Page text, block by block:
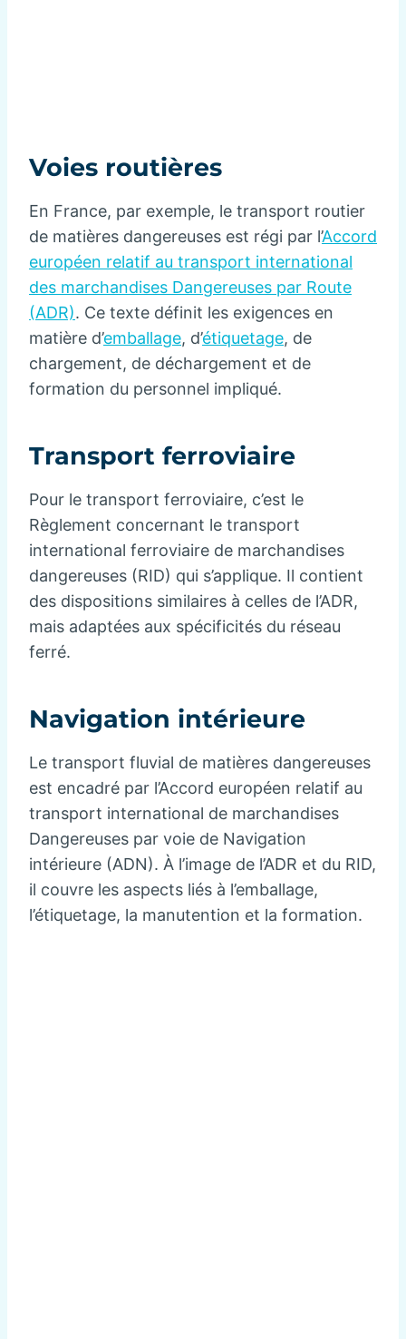
Voies routières
En France, par exemple, le transport routier
de matières dangereuses est régi par l’Accord
européen relatif au transport international
des marchandises Dangereuses par Route
(ADR). Ce texte définit les exigences en
matière d’emballage, d’étiquetage, de
chargement, de déchargement et de
formation du personnel impliqué.
Transport ferroviaire
Pour le transport ferroviaire, c’est le
Règlement concernant le transport
international ferroviaire de marchandises
dangereuses (RID) qui s’applique. Il contient
des dispositions similaires à celles de l’ADR,
mais adaptées aux spécificités du réseau
ferré.
Navigation intérieure
Le transport fluvial de matières dangereuses
est encadré par l’Accord européen relatif au
transport international de marchandises
Dangereuses par voie de Navigation
intérieure (ADN). À l’image de l’ADR et du RID,
il couvre les aspects liés à l’emballage,
l’étiquetage, la manutention et la formation.